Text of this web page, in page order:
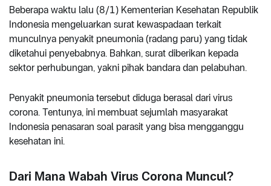
Beberapa waktu lalu (8/1) Kementerian Kesehatan Republik
Indonesia mengeluarkan surat kewaspadaan terkait
munculnya penyakit pneumonia (radang paru) yang tidak
diketahui penyebabnya. Bahkan, surat diberikan kepada
sektor perhubungan, yakni pihak bandara dan pelabuhan.
Penyakit pneumonia tersebut diduga berasal dari virus
corona. Tentunya, ini membuat sejumlah masyarakat
Indonesia penasaran soal parasit yang bisa mengganggu
kesehatan ini.
Dari Mana Wabah Virus Corona Muncul?